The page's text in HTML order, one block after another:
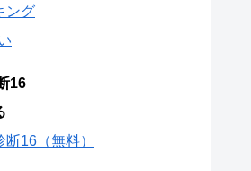
ング
16
16（無料）